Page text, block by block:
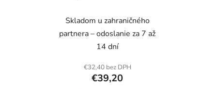
Skladom u zahraničného
partnera – odoslanie za 7 až
14 dní
€32,40 bez DPH
€39,20